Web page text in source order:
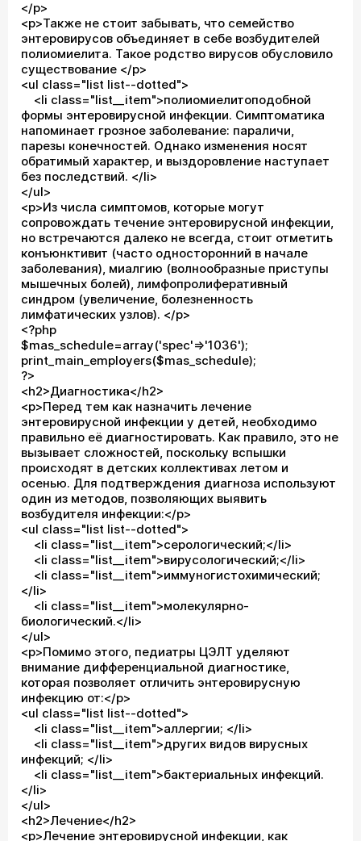
</p>
<p>Также не стоит забывать, что семейство
энтеровирусов объединяет в себе возбудителей
полиомиелита. Такое родство вирусов обусловило
существование </p>
<ul class="list list--dotted">
<li class="list__item">полиомиелитоподобной
формы энтеровирусной инфекции. Симптоматика
напоминает грозное заболевание: параличи,
парезы конечностей. Однако изменения носят
обратимый характер, и выздоровление наступает
без последствий. </li>
</ul>
<p>Из числа симптомов, которые могут
сопровождать течение энтеровирусной инфекции,
но встречаются далеко не всегда, стоит отметить
конъюнктивит (часто односторонний в начале
заболевания), миалгию (волнообразные приступы
мышечных болей), лимфопролиферативный
синдром (увеличение, болезненность
лимфатических узлов). </p>
<?php
$mas_schedule=array('spec'=>'1036');
print_main_employers($mas_schedule);
?>
<h2>Диагностика</h2>
<p>Перед тем как назначить лечение
энтеровирусной инфекции у детей, необходимо
правильно её диагностировать. Как правило, это не
вызывает сложностей, поскольку вспышки
происходят в детских коллективах летом и
осенью. Для подтверждения диагноза используют
один из методов, позволяющих выявить
возбудителя инфекции:</p>
<ul class="list list--dotted">
<li class="list__item">серологический;</li>
<li class="list__item">вирусологический;</li>
<li class="list__item">иммуногистохимический;
</li>
<li class="list__item">молекулярно-
биологический.</li>
</ul>
<p>Помимо этого, педиатры ЦЭЛТ уделяют
внимание дифференциальной диагностике,
которая позволяет отличить энтеровирусную
инфекцию от:</p>
<ul class="list list--dotted">
<li class="list__item">аллергии; </li>
<li class="list__item">других видов вирусных
инфекций; </li>
<li class="list__item">бактериальных инфекций.
</li>
</ul>
<h2>Лечение</h2>
<p>Лечение энтеровирусной инфекции, как